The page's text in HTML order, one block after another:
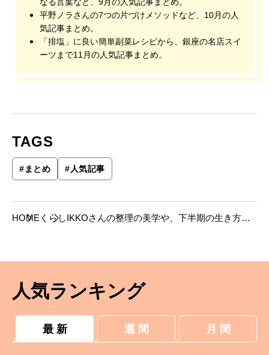
平野ノラさんの7つの片づけメソッドなど、10月の人
気記事まとめ。
「排塩」に良い簡単副菜レシピから、銀座の名店スイ
ーツまで11月の人気記事まとめ。
TAGS
# まとめ # 人気記事
HOME くらしIKKOさんの整理の美学や、下半期の生き方な
人気ランキング
最 新 週 間 月 間